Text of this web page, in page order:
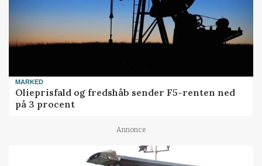
MARKED
Olieprisfald og fredshåb sender F5-renten ned
på 3 procent
Annonce